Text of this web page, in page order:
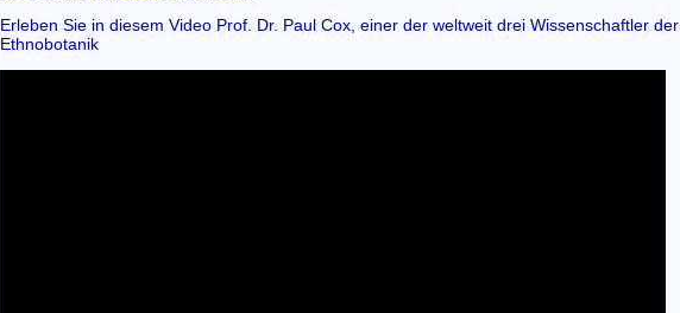
Erleben Sie in diesem Video Prof. Dr. Paul Cox, einer der weltweit drei Wissenschaftler der
Ethnobotanik